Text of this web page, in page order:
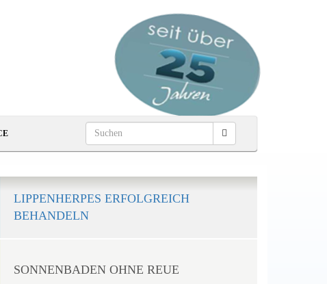
LIPPENHERPES ERFOLGREICH
BEHANDELN
SONNENBADEN OHNE REUE